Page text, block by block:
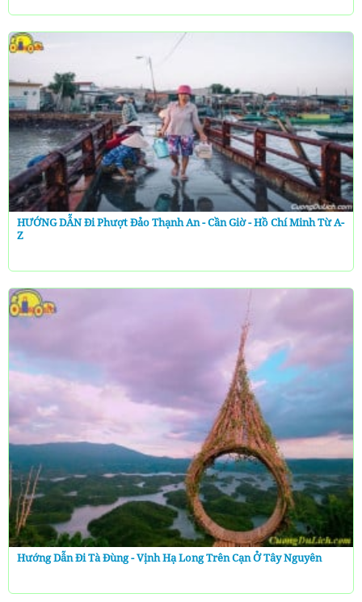
HƯỚNG DẪN Đi Phượt Đảo Thạnh An - Cần Giờ - Hồ Chí Minh Từ A-
Z
Hướng Dẫn Đi Tà Đùng - Vịnh Hạ Long Trên Cạn Ở Tây Nguyên